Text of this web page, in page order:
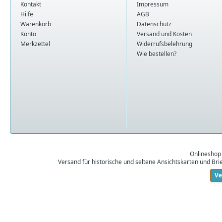
Kontakt
Hilfe
Warenkorb
Konto
Merkzettel
Impressum
AGB
Datenschutz
Versand und Kosten
Widerrufsbelehrung
Wie bestellen?
Versand für historische und seltene Ansichtskarten und